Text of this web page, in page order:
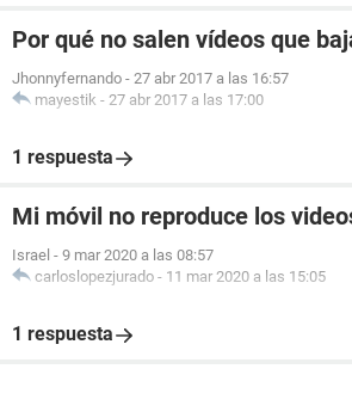
Por qué no salen vídeos que
Jhonnyfernando - 27 abr 2017 a las 16:57
mayestik - 27 abr 2017 a las 17:00
1 respuesta
Mi móvil no reproduce los
Israel - 9 mar 2020 a las 08:57
carloslopezjurado - 11 mar 2020 a las 15:05
1 respuesta